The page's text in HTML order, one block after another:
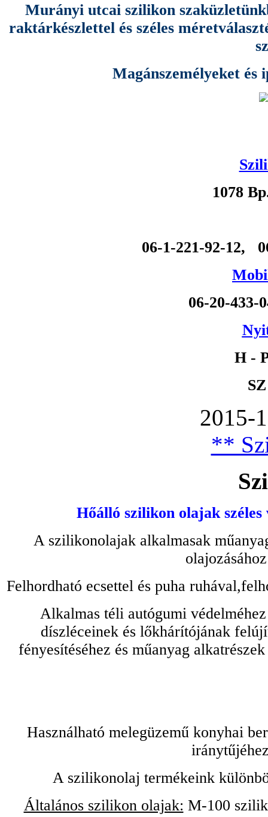
Murányi utcai szilikon
raktárkészlettel és széles
Magánszemélyeket és
1078
06-1-221-92-12,
06-20-
H -
2015-
**
Hőálló szilikon olajak
A szilikonolajak alkalmasak
Felhordható ecsettel és puha
Alkalmas téli autógumi
díszléceinek és lőkhárítójának
fényesítéséhez és műanyag
Használható melegüzemű konyhai
A szilikonolaj termékeink
Általános szilikon olajak: M-100